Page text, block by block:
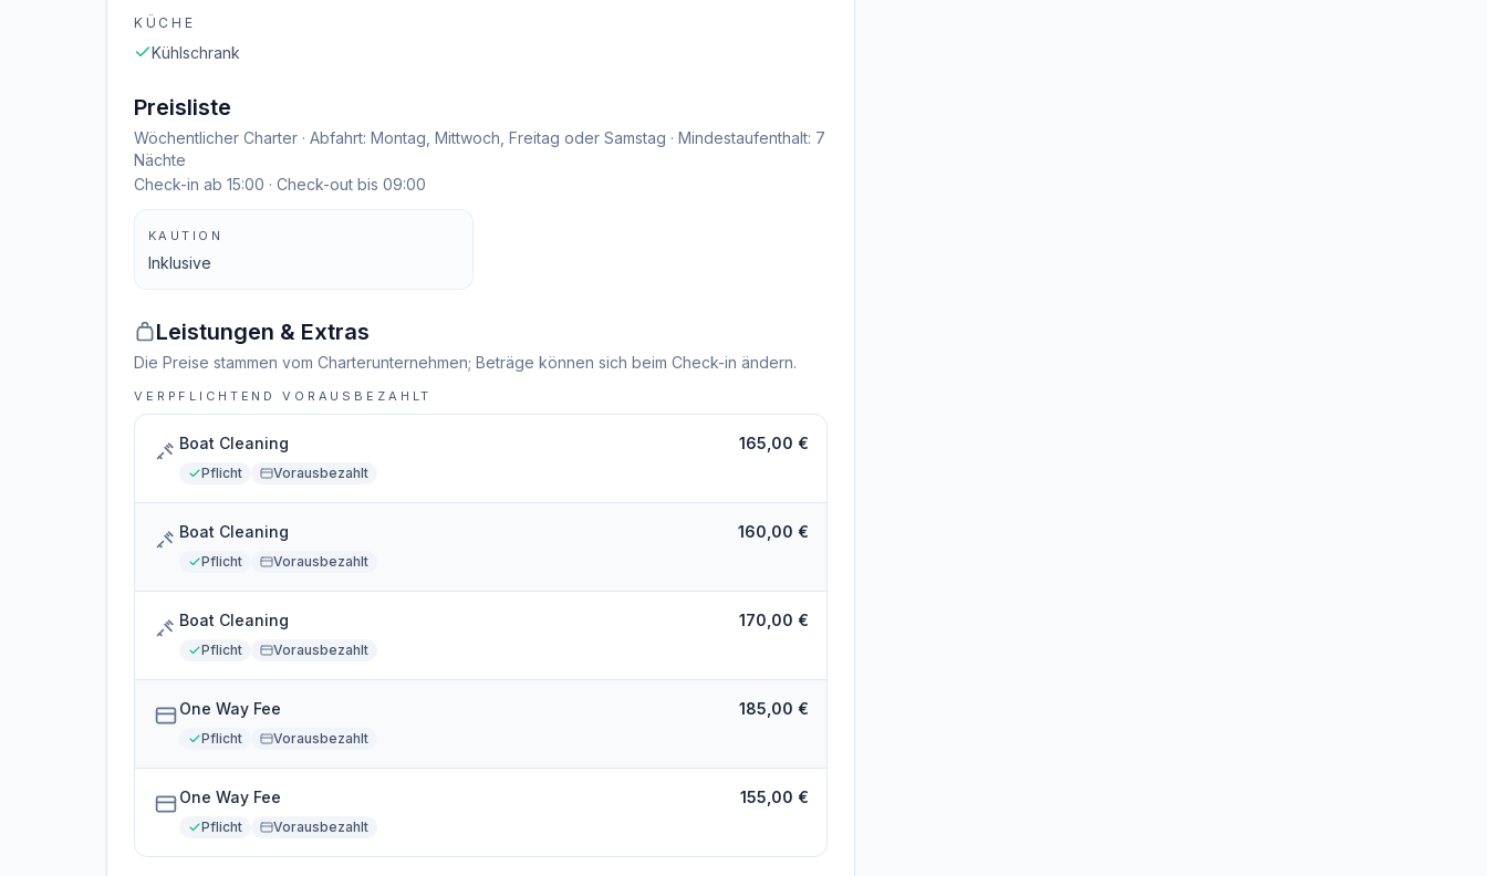
KÜCHE
Kühlschrank
Preisliste
Wöchentlicher Charter · Abfahrt: Montag, Mittwoch, Freitag oder Samstag · Mindestaufenthalt: 7
Nächte
Check-in ab 15:00 · Check-out bis 09:00
KAUTION
Inklusive
Leistungen & Extras
Die Preise stammen vom Charterunternehmen; Beträge können sich beim Check-in ändern.
VERPFLICHTEND VORAUSBEZAHLT
Boat Cleaning
Pflicht Vorausbezahlt
165,00 €
Boat Cleaning
Pflicht Vorausbezahlt
160,00 €
Boat Cleaning
Pflicht Vorausbezahlt
170,00 €
One Way Fee
Pflicht Vorausbezahlt
185,00 €
One Way Fee
Pflicht Vorausbezahlt
155,00 €